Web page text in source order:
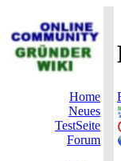
Home
Neues
TestSeite
Forum